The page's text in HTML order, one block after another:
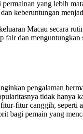
yang lebih
keberuntungan
Macau secara
fair dan menguntungkan
pengalaman
tidak hanya
fitur canggih, seperti
bagi pemain yang